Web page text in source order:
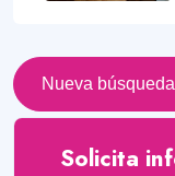
Nueva búsqueda
Solicita